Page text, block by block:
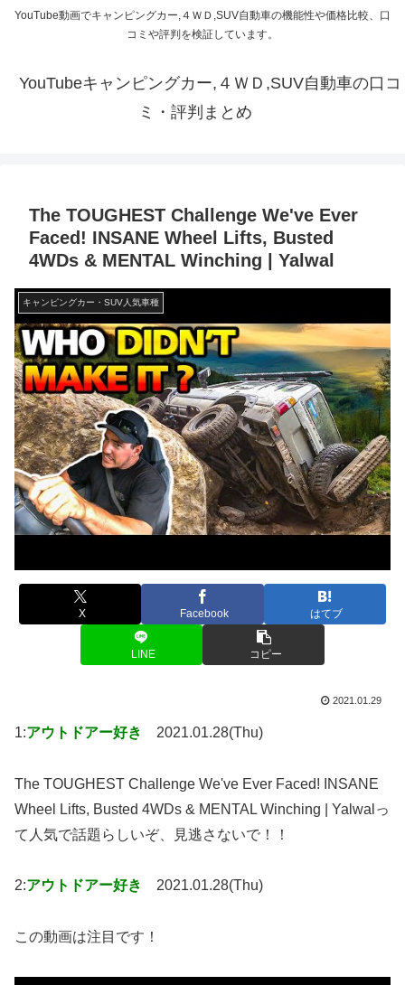
YouTube動画でキャンピングカー,４ＷＤ,SUV自動車の機能性や価格比較、口
コミや評判を検証しています。
YouTubeキャンピングカー,４ＷＤ,SUV自動車の口コ
ミ・評判まとめ
The TOUGHEST Challenge We've Ever
Faced! INSANE Wheel Lifts, Busted
4WDs & MENTAL Winching | Yalwal
キャンピングカー・SUV人気車種
X Facebook はてブ
LINE コピー
2021.01.29
1:アウトドアー好き 2021.01.28(Thu)
The TOUGHEST Challenge We've Ever Faced! INSANE
Wheel Lifts, Busted 4WDs & MENTAL Winching | Yalwalっ
て人気で話題らしいぞ、見逃さないで！！
2:アウトドアー好き 2021.01.28(Thu)
この動画は注目です！